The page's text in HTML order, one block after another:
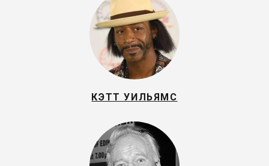
КЭТТ УИЛЬЯМС